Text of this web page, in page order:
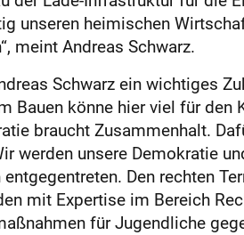
unseren heimischen
meint Andreas Schwarz.
Schwarz ein wichtiges
Bauen könne hier viel für den
braucht Zusammenhalt.
werden unsere Demokratie
Den rechten
mit Expertise im Bereich
für Jugendliche